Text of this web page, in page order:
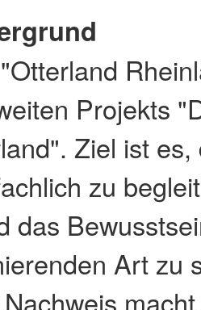
Projekts
Ziel ist
zu
das
Art zu